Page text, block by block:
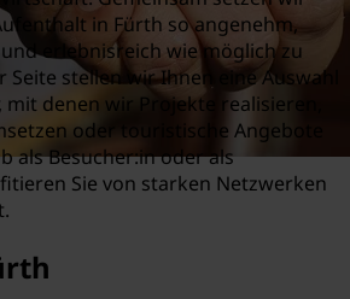
in Fürth so angenehm,
erlebnisreich wie möglich zu
stellen wir Ihnen eine Auswahl
denen wir Projekte realisieren,
oder touristische Angebote
als Besucher:in oder als
Sie von starken Netzwerken